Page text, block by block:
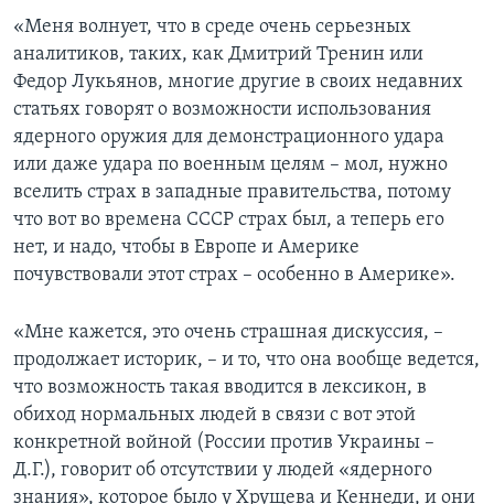
«Меня волнует, что в среде очень серьезных
аналитиков, таких, как Дмитрий Тренин или
Федор Лукьянов, многие другие в своих недавних
статьях говорят о возможности использования
ядерного оружия для демонстрационного удара
или даже удара по военным целям – мол, нужно
вселить страх в западные правительства, потому
что вот во времена СССР страх был, а теперь его
нет, и надо, чтобы в Европе и Америке
почувствовали этот страх – особенно в Америке».
«Мне кажется, это очень страшная дискуссия, –
продолжает историк, – и то, что она вообще ведется,
что возможность такая вводится в лексикон, в
обиход нормальных людей в связи с вот этой
конкретной войной (России против Украины –
Д.Г.), говорит об отсутствии у людей «ядерного
знания», которое было у Хрущева и Кеннеди, и они